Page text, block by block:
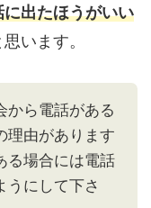
に出たほうがいい
います。
から電話がある
理由があります
る場合には電話
うにして下さ